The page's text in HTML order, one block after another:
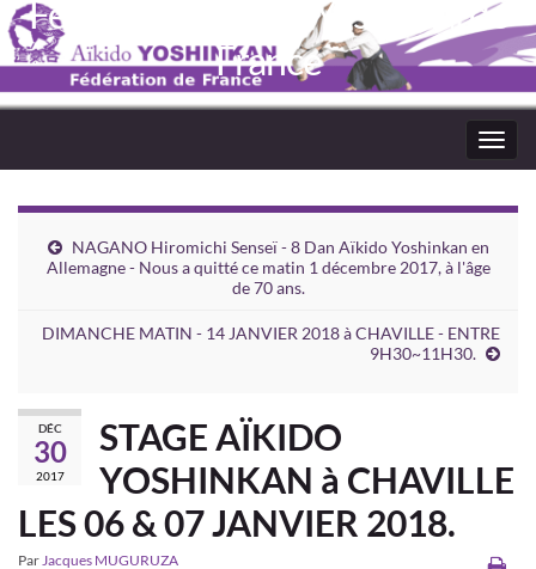
Fédération Aïkido Yoshinkaï de
France
NAGANO Hiromichi Senseï - 8 Dan Aïkido Yoshinkan en
Allemagne - Nous a quitté ce matin 1 décembre 2017, à l'âge
de 70 ans.
DIMANCHE MATIN - 14 JANVIER 2018 à CHAVILLE - ENTRE
9H30~11H30.
DÉC
30
2017
STAGE AÏKIDO
YOSHINKAN à CHAVILLE
LES 06 & 07 JANVIER 2018.
ParJacques MUGURUZA